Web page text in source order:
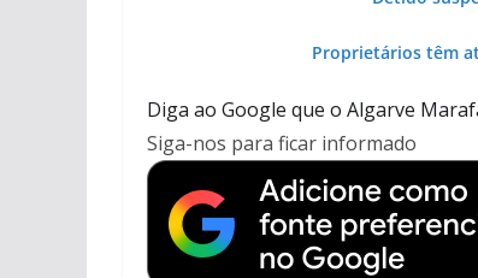
Proprietários têm
Diga ao Google que o Algarve
Siga-nos para ficar informado